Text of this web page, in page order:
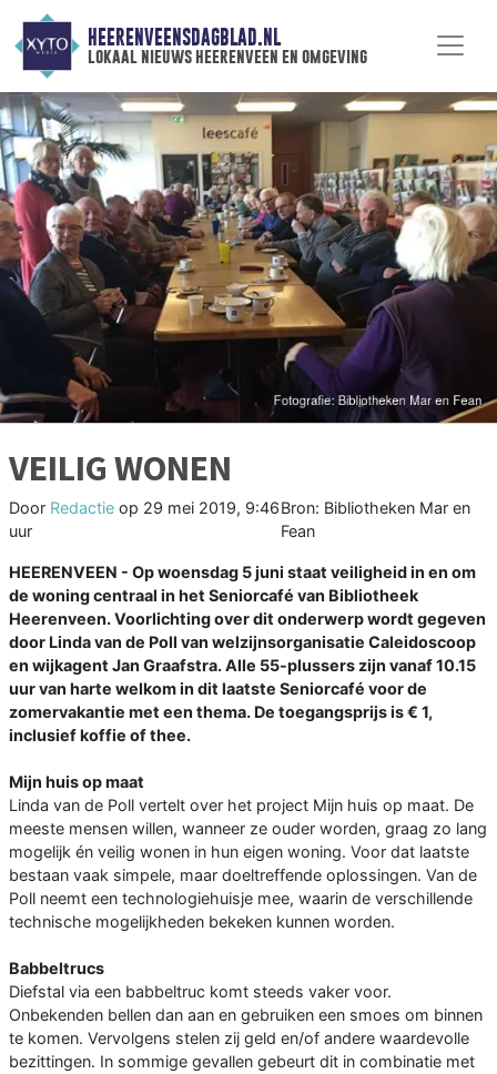
HEERENVEENSDAGBLAD.NL
lokaal nieuws heerenveen en omgeving
VEILIG WONEN
Door Redactie op 29 mei 2019, 9:46
uur
Bron: Bibliotheken Mar en
Fean
HEERENVEEN - Op woensdag 5 juni staat veiligheid in en om
de woning centraal in het Seniorcafé van Bibliotheek
Heerenveen. Voorlichting over dit onderwerp wordt gegeven
door Linda van de Poll van welzijnsorganisatie Caleidoscoop
en wijkagent Jan Graafstra. Alle 55-plussers zijn vanaf 10.15
uur van harte welkom in dit laatste Seniorcafé voor de
zomervakantie met een thema. De toegangsprijs is € 1,
inclusief koffie of thee.
Mijn huis op maat
Linda van de Poll vertelt over het project Mijn huis op maat. De
meeste mensen willen, wanneer ze ouder worden, graag zo lang
mogelijk én veilig wonen in hun eigen woning. Voor dat laatste
bestaan vaak simpele, maar doeltreffende oplossingen. Van de
Poll neemt een technologiehuisje mee, waarin de verschillende
technische mogelijkheden bekeken kunnen worden.
Babbeltrucs
Diefstal via een babbeltruc komt steeds vaker voor.
Onbekenden bellen dan aan en gebruiken een smoes om binnen
te komen. Vervolgens stelen zij geld en/of andere waardevolle
bezittingen. In sommige gevallen gebeurt dit in combinatie met